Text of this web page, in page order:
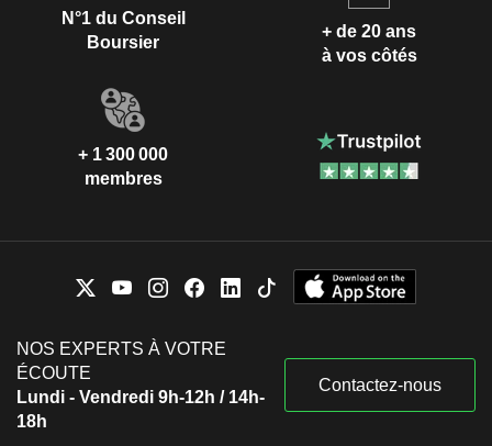
N°1 du Conseil
Boursier
+ de 20 ans
à vos côtés
+ 1 300 000
membres
NOS EXPERTS À VOTRE
ÉCOUTE
Lundi - Vendredi 9h-12h / 14h-
18h
Contactez-nous